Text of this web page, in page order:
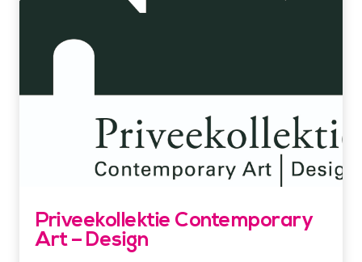
Priveekollektie Contemporary
Art – Design